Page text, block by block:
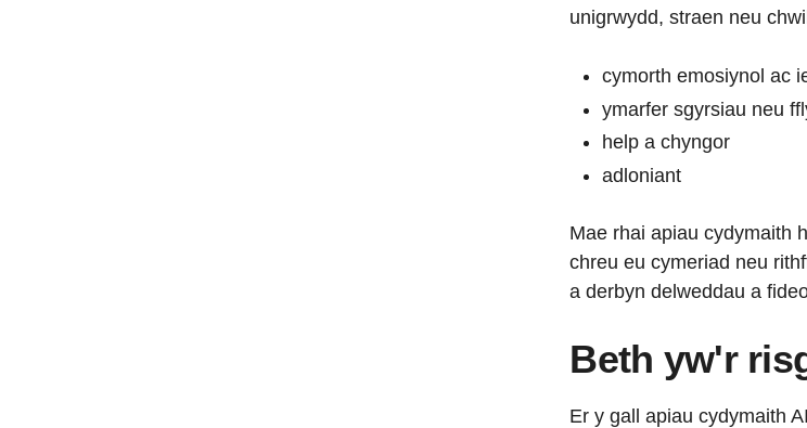
unigrwydd, straen neu
cymorth emosiynol ac
ymarfer sgyrsiau neu
help a chyngor
adloniant
Mae rhai apiau cydymaith
chreu eu cymeriad neu
a derbyn delweddau a
Beth yw'r
Er y gall apiau cydymaith